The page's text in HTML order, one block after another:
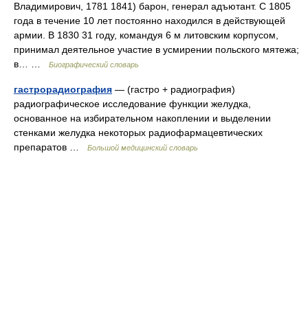
Владимирович, 1781 1841) барон, генерал адъютант. С 1805
года в течение 10 лет постоянно находился в действующей
армии. В 1830 31 году, командуя 6 м литовским корпусом,
принимал деятельное участие в усмирении польского мятежа;
в… …
Биографический словарь
гастрорадиография — (гастро + радиография)
радиографическое исследование функции желудка,
основанное на избирательном накоплении и выделении
стенками желудка некоторых радиофармацевтических
препаратов …
Большой медицинский словарь